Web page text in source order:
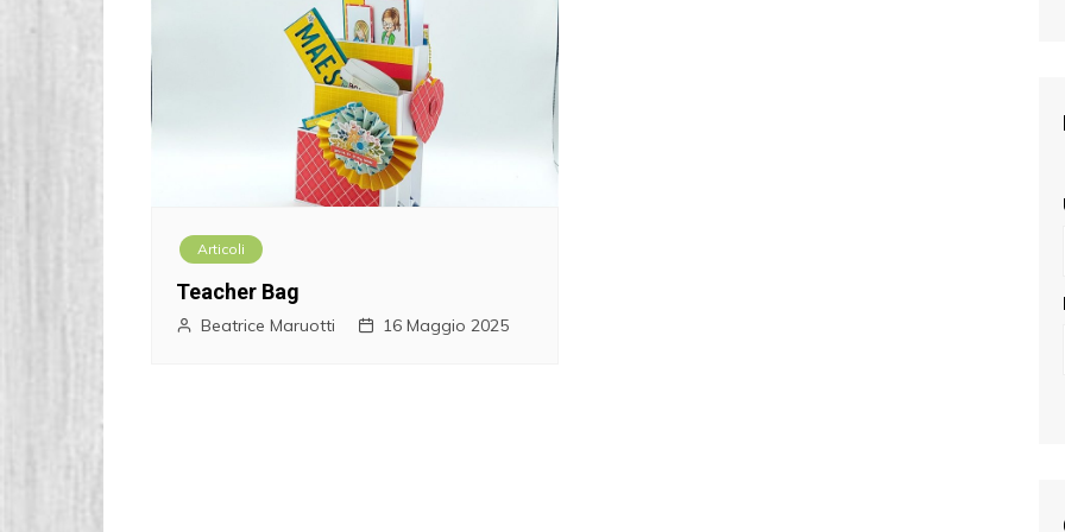
Articoli
Teacher Bag
Beatrice Maruotti 16 Maggio 2025